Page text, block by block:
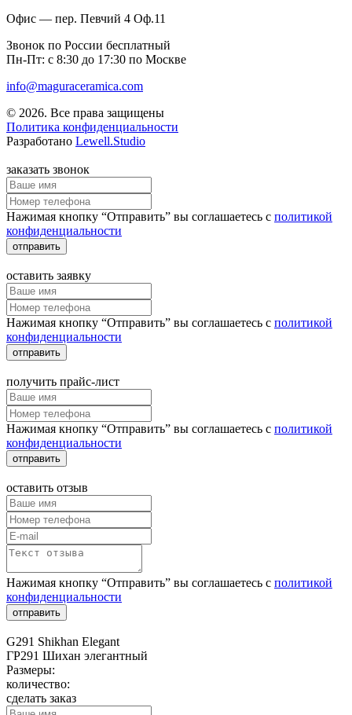
Офис — пер. Певчий 4 Оф.11
Звонок по России бесплатный
Пн-Пт: с 8:30 до 17:30 по Москве
info@maguraceramica.com
© 2026. Все права защищены
Политика конфиденциальности
Разработано Lewell.Studio
заказать звонок
Нажимая кнопку “Отправить” вы соглашаетесь с политикой
конфиденциальности
отправить
оставить заявку
Нажимая кнопку “Отправить” вы соглашаетесь с политикой
конфиденциальности
отправить
получить прайс-лист
Нажимая кнопку “Отправить” вы соглашаетесь с политикой
конфиденциальности
отправить
оставить отзыв
Нажимая кнопку “Отправить” вы соглашаетесь с политикой
конфиденциальности
отправить
G291 Shikhan Elegant
ГР291 Шихан элегантный
Размеры:
количество:
сделать заказ